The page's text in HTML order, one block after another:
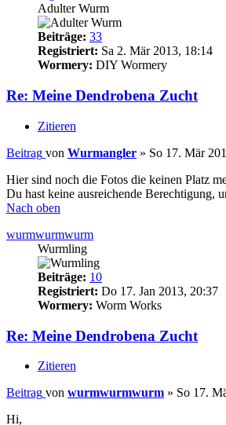
Adulter Wurm
Beiträge: 33
Registriert: Sa 2. Mär 2013, 18:14
Wormery: DIY Wormery
Re: Meine Dendrobena Zucht
Zitieren
Beitrag von Wurmangler » So 17. Mär
Hier sind noch die Fotos die keinen Platz
Du hast keine ausreichende Berechtigung,
Nach oben
wurmwurmwurm
Wurmling
Beiträge: 10
Registriert: Do 17. Jan 2013, 20:37
Wormery: Worm Works
Re: Meine Dendrobena Zucht
Zitieren
Beitrag von wurmwurmwurm » So 17.
Hi,